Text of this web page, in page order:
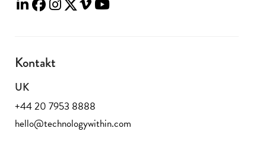
Kontakt
UK
+44 20 7953 8888
hello@technologywithin.com